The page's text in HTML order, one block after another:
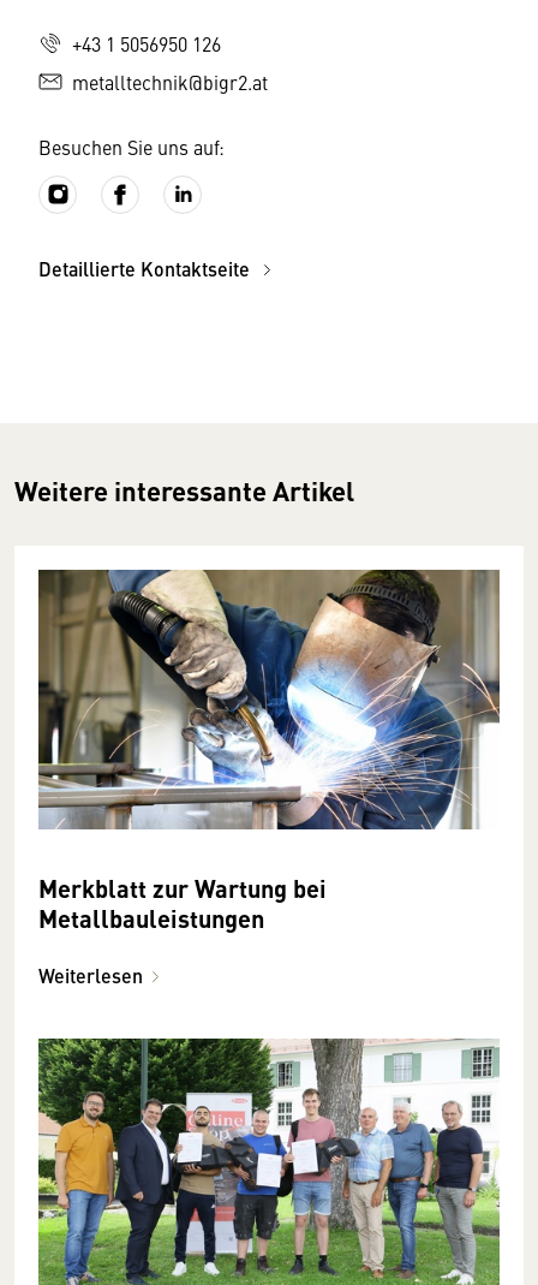
+43 1 5056950 126
metalltechnik@bigr2.at
Besuchen Sie uns auf:
Detaillierte Kontaktseite
Weitere interessante Artikel
Merkblatt zur Wartung bei
Metallbauleistungen
Weiterlesen